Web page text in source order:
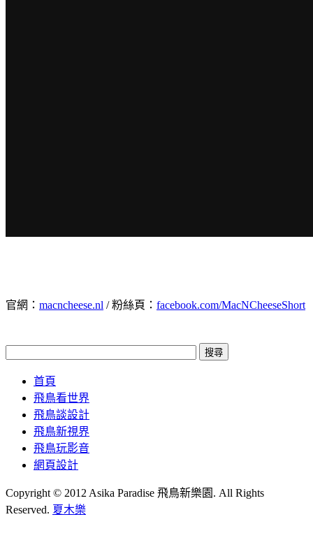
官網： macncheese.nl / 粉絲頁： facebook.com/MacNCheeseShort
首頁
飛鳥看世界
飛鳥談設計
飛鳥新視界
飛鳥玩影音
網頁設計
Copyright © 2012 Asika Paradise 飛鳥新樂園. All Rights
Reserved. 夏木樂